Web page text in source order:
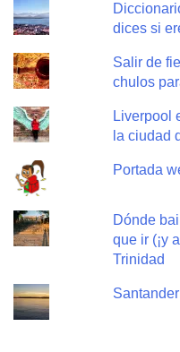
dices si
Salir de
chulos
Liverpool
la ciudad
Portada
Dónde
que ir (¡y
Trinidad